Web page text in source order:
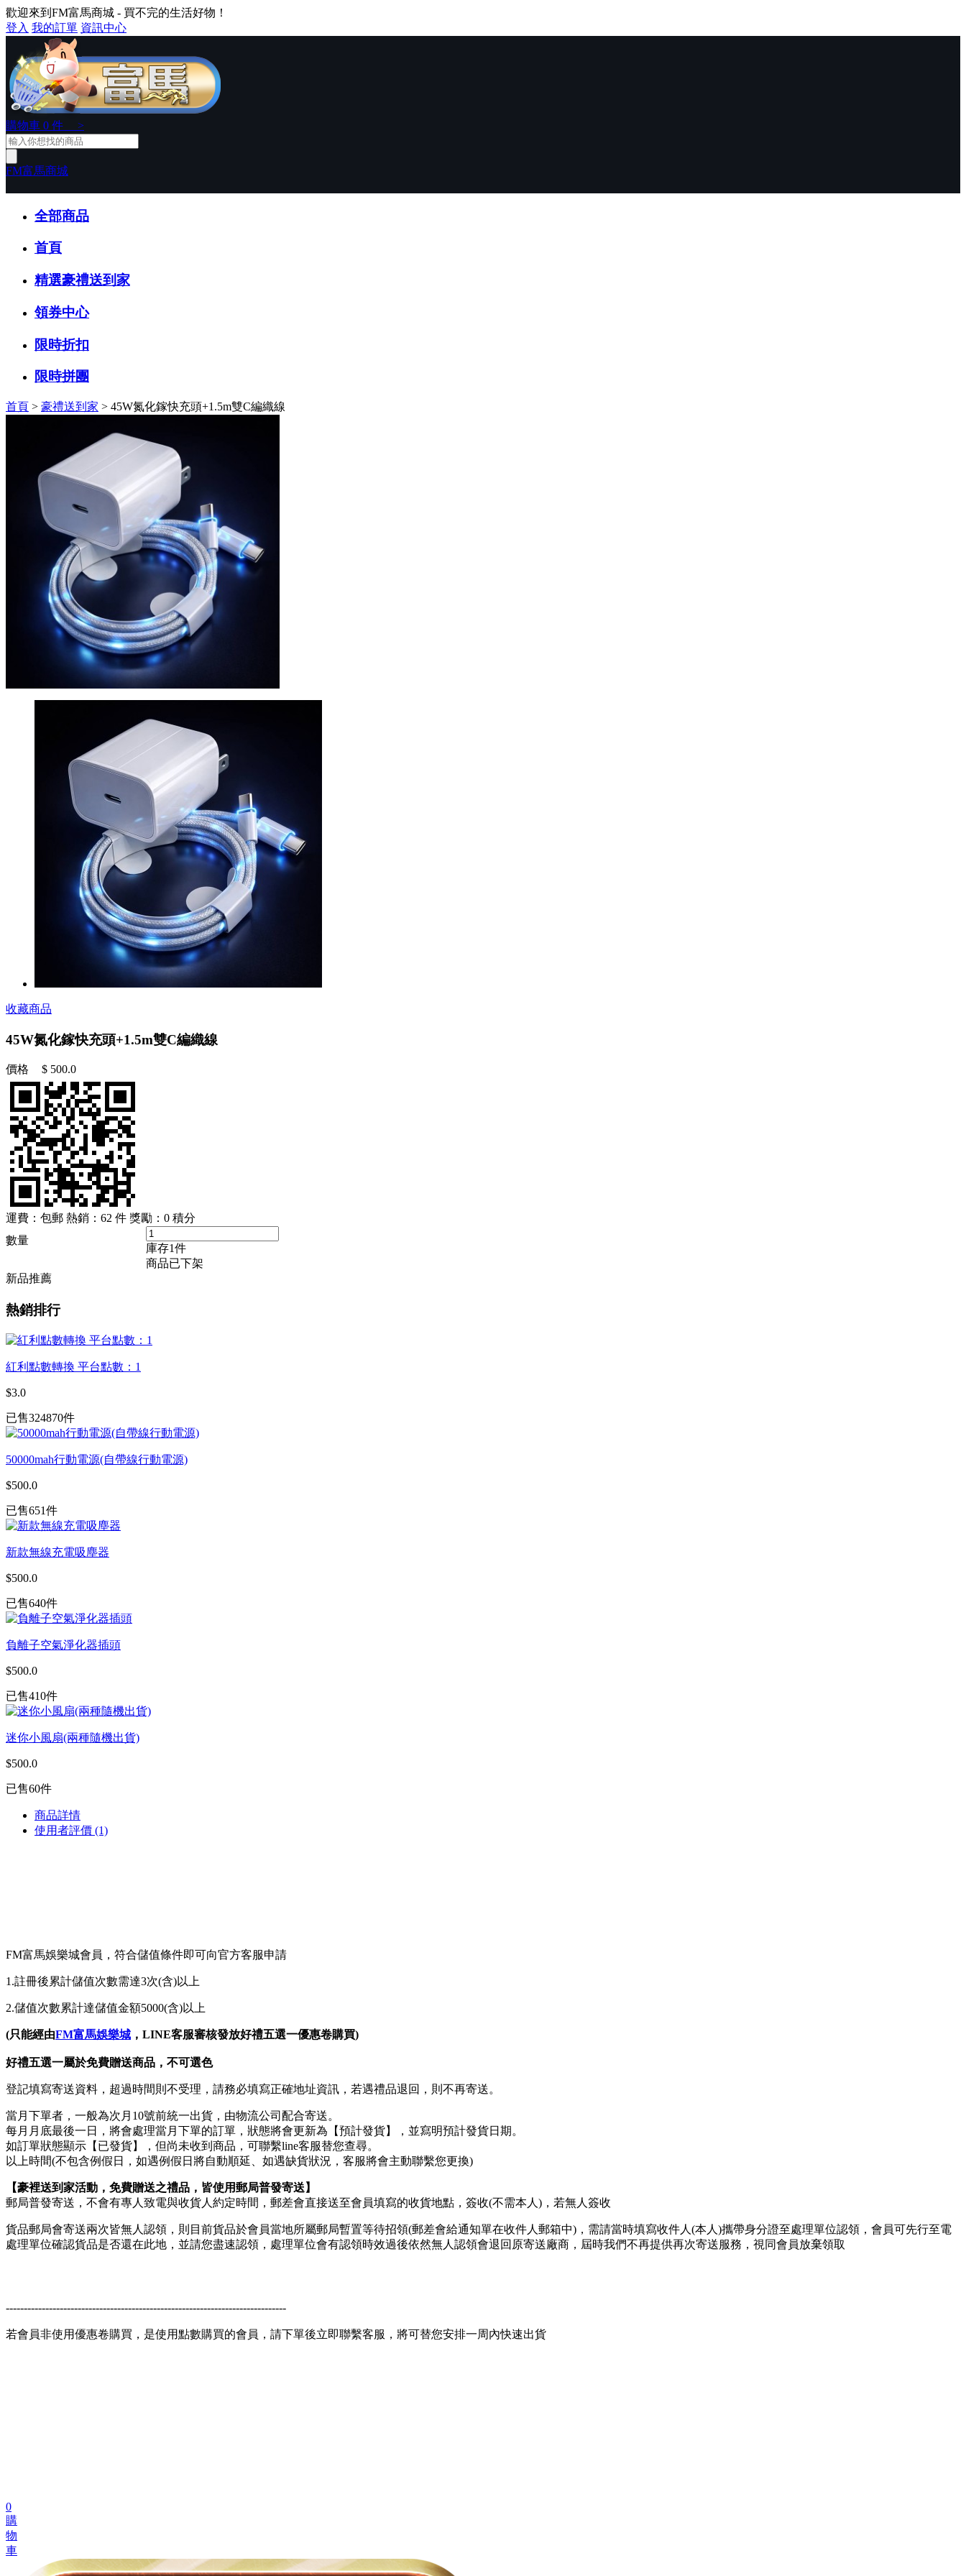
歡迎來到FM富馬商城 - 買不完的生活好物！
登入 我的訂單 資訊中心
購物車 0 件 >
FM富馬商城
全部商品
首頁
精選豪禮送到家
領券中心
限時折扣
限時拼團
首頁 > 豪禮送到家 > 45W氮化鎵快充頭+1.5m雙C編織線
收藏商品
45W氮化鎵快充頭+1.5m雙C編織線
價格 $ 500.0
運費：包郵 熱銷：62 件 獎勵： 0 積分
數量
庫存1件
商品已下架
新品推薦
熱銷排行
紅利點數轉換 平台點數：1
$3.0
已售324870件
50000mah行動電源(自帶線行動電源)
$500.0
已售651件
新款無線充電吸塵器
$500.0
已售640件
負離子空氣淨化器插頭
$500.0
已售410件
迷你小風扇(兩種隨機出貨)
$500.0
已售60件
商品詳情
使用者評價 (1)
FM富馬娛樂城會員，符合儲值條件即可向官方客服申請
1.註冊後累計儲值次數需達3次(含)以上
2.儲值次數累計達儲值金額5000(含)以上
(只能經由FM富馬娛樂城 ，LINE客服審核發放好禮五選一優惠卷購買)
好禮五選一屬於免費贈送商品，不可選色
登記填寫寄送資料，超過時間則不受理，請務必填寫正確地址資訊，若遇禮品退回，則不再寄送。
當月下單者，一般為次月10號前統一出貨，由物流公司配合寄送。
每月月底最後一日，將會處理當月下單的訂單，狀態將會更新為 【預計發貨】
，並寫明預計發貨日期。
如訂單狀態顯示 【已發貨】 ，但尚未收到商品，可聯繫line客服替您查尋。
以上時間(不包含例假日，如遇例假日將自動順延、如遇缺貨狀況，客服將會主動聯繫您更換)
【豪裡送到家活動，免費贈送之禮品，皆使用郵局普發寄送】
郵局普發寄送，不會有專人致電與收貨人約定時間，郵差會直接送至會員填寫的收貨地點，簽收(不需本人)，若無人簽收
貨品郵局會寄送兩次皆無人認領，則目前貨品於會員當地所屬郵局暫置等待招領(郵差會給通知單在收件人郵箱中)，需請當時填寫收件人(本人)攜帶身分證至處理單位認領，會員可先行至電
處理單位確認貨品是否還在此地，並請您盡速認領，處理單位會有認領時效過後依然無人認領會退回原寄送廠商，屆時我們不再提供再次寄送服務，視同會員放棄領取
------------------------------------------------------------------------------
若會員非使用優惠卷購買，是使用點數購買的會員，請下單後立即聯繫客服，將可替您安排一周內快速出貨
0
購
物
車